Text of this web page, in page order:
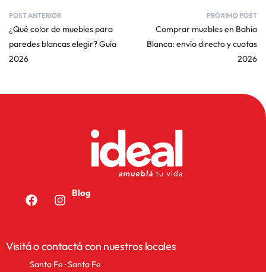
POST ANTERIOR
¿Qué color de muebles para
paredes blancas elegir? Guía
2026
PRÓXIMO POST
Comprar muebles en Bahía
Blanca: envío directo y cuotas
2026
Blog
Visitá o contactá con nuestros locales
Santa Fe · Santa Fe